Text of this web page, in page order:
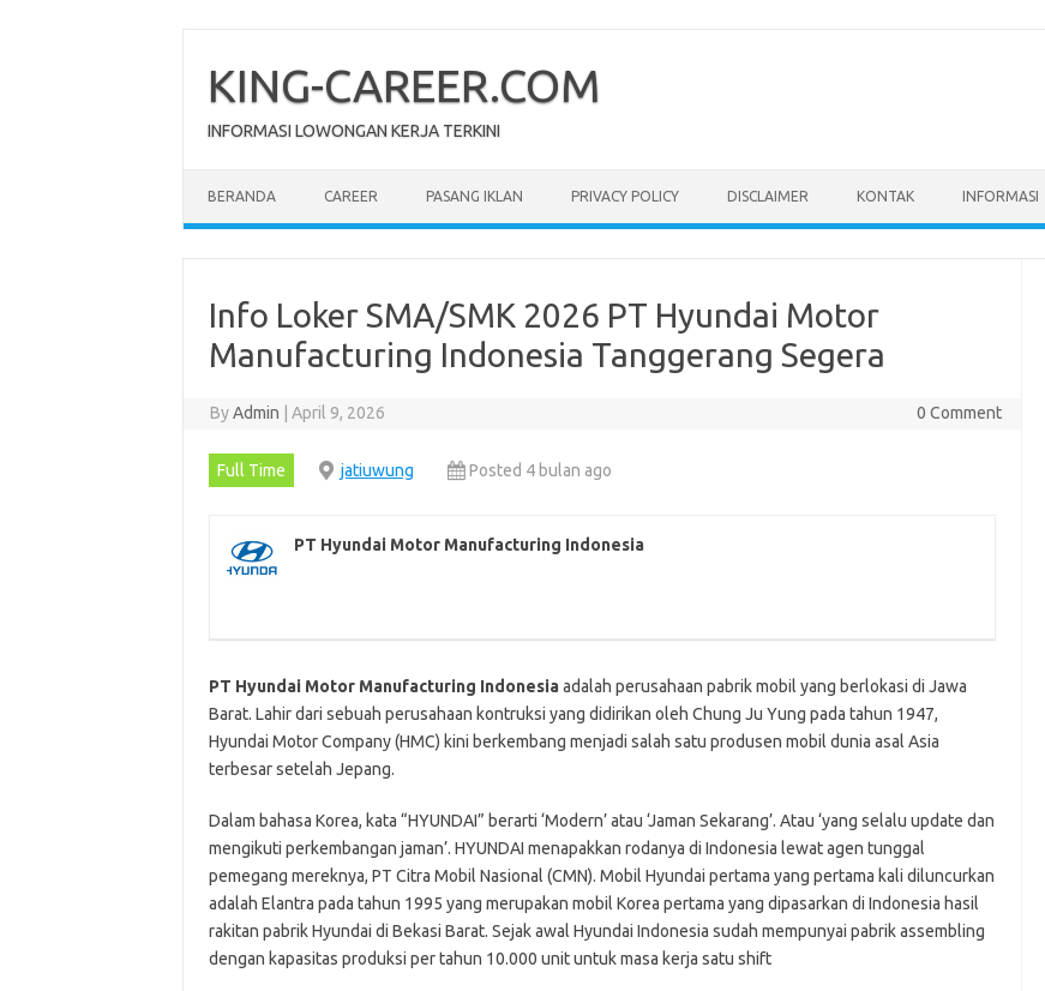
content
KING-CAREER.COM
INFORMASI LOWONGAN KERJA TERKINI
BERANDA CAREER PASANG IKLAN PRIVACY POLICY DISCLAIMER KONTAK INFORMASI
Info Loker SMA/SMK 2026 PT Hyundai Motor
Manufacturing Indonesia Tanggerang Segera
ByAdmin April 9, 2026 0 Comment
Full Time jatiuwung Posted 4 bulan ago
PT Hyundai Motor Manufacturing Indonesia
PT Hyundai Motor Manufacturing Indonesiaadalah perusahaan pabrik mobil yang berlokasi di Jawa
Barat. Lahir dari sebuah perusahaan kontruksi yang didirikan oleh Chung Ju Yung pada tahun 1947,
Hyundai Motor Company (HMC) kini berkembang menjadi salah satu produsen mobil dunia asal Asia
terbesar setelah Jepang.
Dalam bahasa Korea, kata “HYUNDAI” berarti ‘Modern’ atau ‘Jaman Sekarang’. Atau ‘yang selalu update dan
mengikuti perkembangan jaman’. HYUNDAI menapakkan rodanya di Indonesia lewat agen tunggal
pemegang mereknya, PT Citra Mobil Nasional (CMN). Mobil Hyundai pertama yang pertama kali diluncurkan
adalah Elantra pada tahun 1995 yang merupakan mobil Korea pertama yang dipasarkan di Indonesia hasil
rakitan pabrik Hyundai di Bekasi Barat. Sejak awal Hyundai Indonesia sudah mempunyai pabrik assembling
dengan kapasitas produksi per tahun 10.000 unit untuk masa kerja satu shift